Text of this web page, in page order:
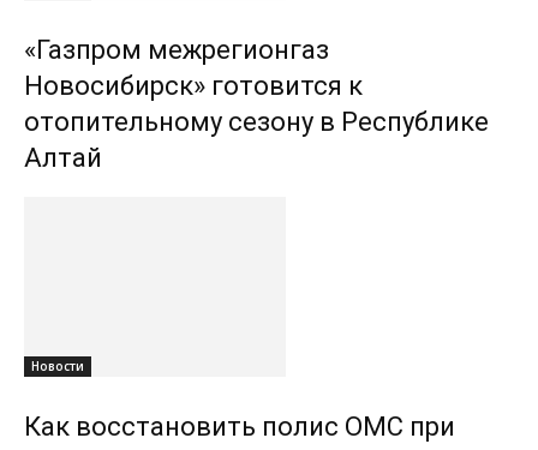
«Газпром межрегионгаз
Новосибирск» готовится к
отопительному сезону в Республике
Алтай
Новости
Как восстановить полис ОМС при